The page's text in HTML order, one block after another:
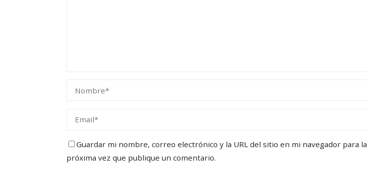
Guardar mi nombre, correo electrónico y la URL del sitio en mi navegador para la
próxima vez que publique un comentario.